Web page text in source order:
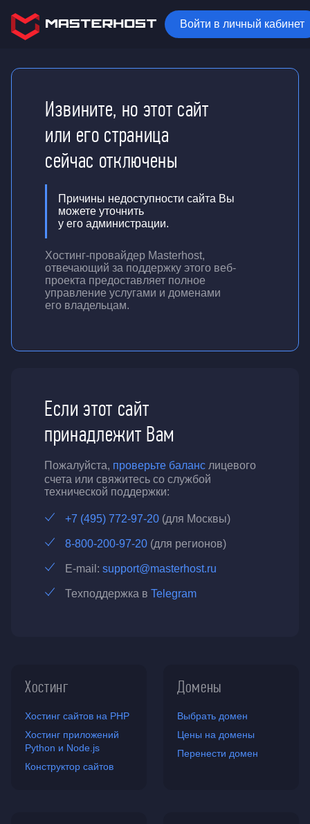
Войти в личный кабинет
Извините, но этот сайт
или его страница
сейчас отключены
Причины недоступности сайта Вы
можете уточнить
у его администрации.
Хостинг-провайдер Masterhost,
отвечающий за поддержку этого веб-
проекта предоставляет полное
управление услугами и доменами
его владельцам.
Если этот сайт
принадлежит Вам
Пожалуйста, проверьте баланс лицевого
счета или свяжитесь со службой
технической поддержки:
+7 (495) 772-97-20 (для Москвы)
8-800-200-97-20 (для регионов)
E-mail: support@masterhost.ru
Техподдержка в Telegram
Хостинг
Хостинг сайтов на PHP
Хостинг приложений
Python и Node.js
Конструктор сайтов
Домены
Выбрать домен
Цены на домены
Перенести домен